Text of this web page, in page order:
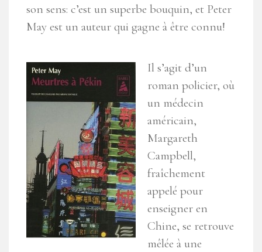
son sens: c’est un superbe bouquin, et Peter
May est un auteur qui gagne à être connu!
Il s’agit d’un
roman policier, où
un médecin
américain,
Margareth
Campbell,
fraîchement
appelé pour
enseigner en
Chine, se retrouve
mêlée à une